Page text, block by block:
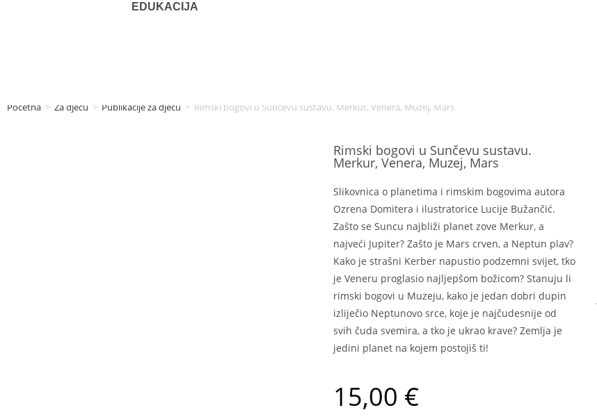
EDUKACIJA
Početna > Za djecu > Publikacije za djecu > Rimski bogovi u Sunčevu sustavu. Merkur, Venera, Muzej, Mars
Rimski bogovi u Sunčevu sustavu.
Merkur, Venera, Muzej, Mars
Slikovnica o planetima i rimskim bogovima autora
Ozrena Domitera i ilustratorice Lucije Bužančić.
Zašto se Suncu najbliži planet zove Merkur, a
najveći Jupiter? Zašto je Mars crven, a Neptun plav?
Kako je strašni Kerber napustio podzemni svijet, tko
je Veneru proglasio najljepšom božicom? Stanuju li
rimski bogovi u Muzeju, kako je jedan dobri dupin
izliječio Neptunovo srce, koje je najčudesnije od
svih čuda svemira, a tko je ukrao krave? Zemlja je
jedini planet na kojem postojiš ti!
15,00 €